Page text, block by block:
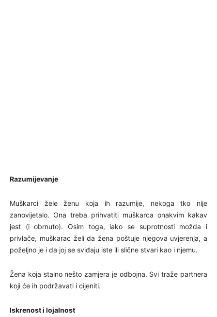
Razumijevanje
Muškarci žele ženu koja ih razumije, nekoga tko nije
zanovijetalo. Ona treba prihvatiti muškarca onakvim kakav
jest (i obrnuto). Osim toga, iako se suprotnosti možda i
privlače, muškarac želi da žena poštuje njegova uvjerenja, a
poželjno je i da joj se sviđaju iste ili slične stvari kao i njemu.
Žena koja stalno nešto zamjera je odbojna. Svi traže partnera
koji će ih podržavati i cijeniti.
Iskrenost i lojalnost